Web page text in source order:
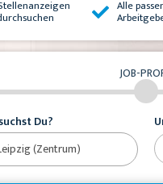
Alle
JOB-
Du?